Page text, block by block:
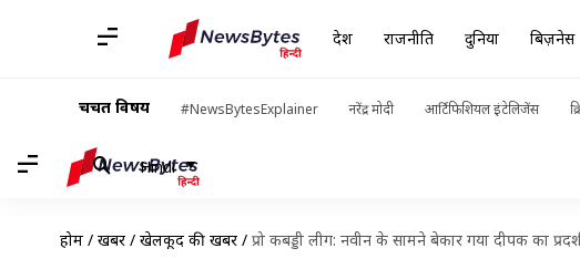
देश राजनीति दुनिया बिज़नेस
चर्चित विषय #NewsBytesExplainer नरेंद्र मोदी आर्टिफिशियल इंटेलिजेंस
Hindi
होम / खबरें / खेलकूद की खबरें / प्रो कबड्डी लीग: नवीन के सामने बेकार गया दीपक का